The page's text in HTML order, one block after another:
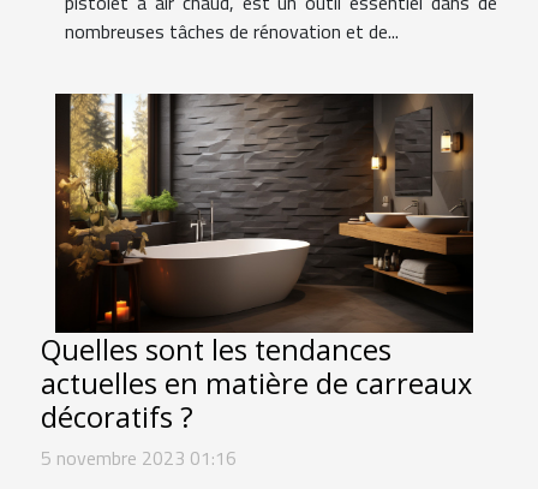
nombreuses tâches de rénovation et de...
Quelles sont les tendances
actuelles en matière de carreaux
décoratifs ?
5 novembre 2023 01:16